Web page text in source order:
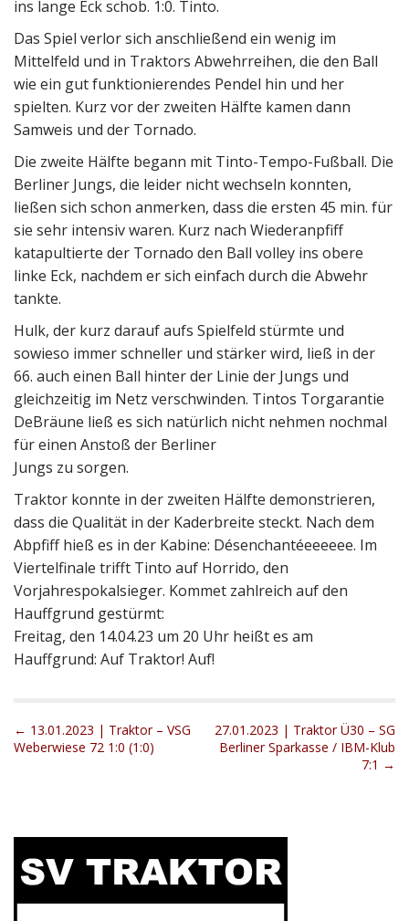
ins lange Eck schob. 1:0. Tinto.
Das Spiel verlor sich anschließend ein wenig im
Mittelfeld und in Traktors Abwehrreihen, die den Ball
wie ein gut funktionierendes Pendel hin und her
spielten. Kurz vor der zweiten Hälfte kamen dann
Samweis und der Tornado.
Die zweite Hälfte begann mit Tinto-Tempo-Fußball. Die
Berliner Jungs, die leider nicht wechseln konnten,
ließen sich schon anmerken, dass die ersten 45 min. für
sie sehr intensiv waren. Kurz nach Wiederanpfiff
katapultierte der Tornado den Ball volley ins obere
linke Eck, nachdem er sich einfach durch die Abwehr
tankte.
Hulk, der kurz darauf aufs Spielfeld stürmte und
sowieso immer schneller und stärker wird, ließ in der
66. auch einen Ball hinter der Linie der Jungs und
gleichzeitig im Netz verschwinden. Tintos Torgarantie
DeBräune ließ es sich natürlich nicht nehmen nochmal
für einen Anstoß der Berliner
Jungs zu sorgen.
Traktor konnte in der zweiten Hälfte demonstrieren,
dass die Qualität in der Kaderbreite steckt. Nach dem
Abpfiff hieß es in der Kabine: Désenchantéeeeeee. Im
Viertelfinale trifft Tinto auf Horrido, den
Vorjahrespokalsieger. Kommet zahlreich auf den
Hauffgrund gestürmt:
Freitag, den 14.04.23 um 20 Uhr heißt es am
Hauffgrund: Auf Traktor! Auf!
P
o
v
i
← 13.01.2023 | Traktor – VSG
Weberwiese 72 1:0 (1:0)
27.01.2023 | Traktor Ü30 – SG
Berliner Sparkasse / IBM-Klub
7:1 →